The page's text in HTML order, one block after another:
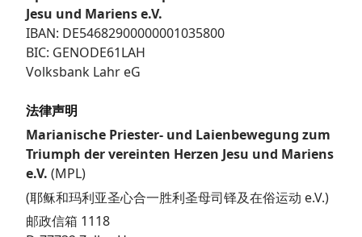
Jesu und Mariens e.V.
IBAN: DE54682900000001035800
BIC: GENODE61LAH
Volksbank Lahr eG
法律声明
Marianische Priester- und Laienbewegung zum
Triumph der vereinten Herzen Jesu und Mariens
e.V. (MPL)
(耶稣和玛利亚圣心合一胜利圣母司铎及在俗运动 e.V.)
邮政信箱 1118